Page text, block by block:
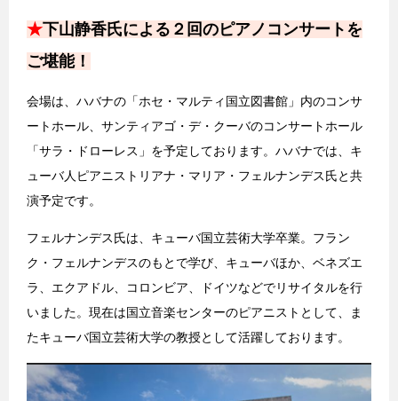
★下山静香氏による２回のピアノコンサートを
ご堪能！
会場は、ハバナの「ホセ・マルティ国立図書館」内のコンサ
ートホール、サンティアゴ・デ・クーバのコンサートホール
「サラ・ドローレス」を予定しております。ハバナでは、キ
ューバ人ピアニストリアナ・マリア・フェルナンデス氏と共
演予定です。
フェルナンデス氏は、キューバ国立芸術大学卒業。フラン
ク・フェルナンデスのもとで学び、キューバほか、ベネズエ
ラ、エクアドル、コロンビア、ドイツなどでリサイタルを行
いました。現在は国立音楽センターのピアニストとして、ま
たキューバ国立芸術大学の教授として活躍しております。